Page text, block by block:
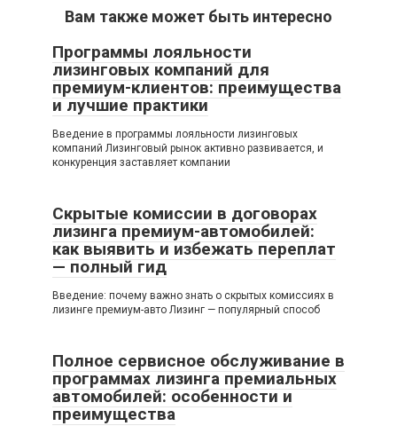
Вам также может быть интересно
Программы лояльности
лизинговых компаний для
премиум-клиентов: преимущества
и лучшие практики
Введение в программы лояльности лизинговых
компаний Лизинговый рынок активно развивается, и
конкуренция заставляет компании
Скрытые комиссии в договорах
лизинга премиум-автомобилей:
как выявить и избежать переплат
— полный гид
Введение: почему важно знать о скрытых комиссиях в
лизинге премиум-авто Лизинг — популярный способ
Полное сервисное обслуживание в
программах лизинга премиальных
автомобилей: особенности и
преимущества